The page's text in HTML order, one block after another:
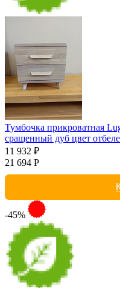
Тумбочка прикроватная
сращенный дуб цвет
11 932 ₽
21 694 Р
-45%